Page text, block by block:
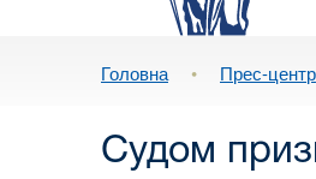
Головна • Прес-центр
Судом